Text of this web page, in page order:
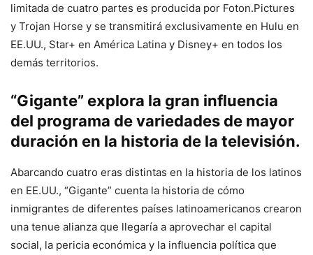
limitada de cuatro partes es producida por Foton.Pictures
y Trojan Horse y se transmitirá exclusivamente en Hulu en
EE.UU., Star+ en América Latina y Disney+ en todos los
demás territorios.
“Gigante” explora la gran influencia
del programa de variedades de mayor
duración en la historia de la televisión.
Abarcando cuatro eras distintas en la historia de los latinos
en EE.UU., “Gigante” cuenta la historia de cómo
inmigrantes de diferentes países latinoamericanos crearon
una tenue alianza que llegaría a aprovechar el capital
social, la pericia económica y la influencia política que